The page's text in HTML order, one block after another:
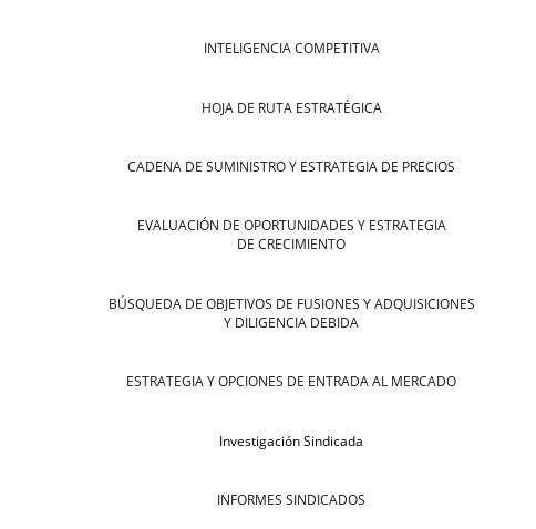
INTELIGENCIA COMPETITIVA
HOJA DE RUTA ESTRATÉGICA
CADENA DE SUMINISTRO Y ESTRATEGIA DE PRECIOS
EVALUACIÓN DE OPORTUNIDADES Y ESTRATEGIA
DE CRECIMIENTO
BÚSQUEDA DE OBJETIVOS DE FUSIONES Y ADQUISICIONES
Y DILIGENCIA DEBIDA
ESTRATEGIA Y OPCIONES DE ENTRADA AL MERCADO
Investigación Sindicada
INFORMES SINDICADOS